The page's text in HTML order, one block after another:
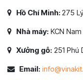
Hồ Chí Minh:275
Nhà máy: KCN
Xưởng gỗ: 251 Phú
Email: